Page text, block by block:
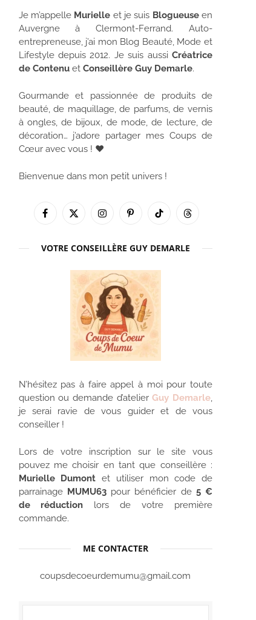
Je m’appelle Murielle et je suis Blogueuseen
Auvergne à Clermont-Ferrand. Auto-
entrepreneuse, j’ai mon Blog Beauté, Mode et
Lifestyle depuis 2012. Je suis aussi Créatrice
de Contenuet Conseillère Guy Demarle.
Gourmande et passionnée de produits de
beauté, de maquillage, de parfums, de vernis
à ongles, de bijoux, de mode, de lecture, de
décoration… j’adore partager mes Coups de
Cœur avec vous ! ♥
Bienvenue dans mon petit univers !
Facebook
X
InstagramPinterestTikTok Threads
VOTRE CONSEILLÈRE GUY DEMARLE
N’hésitez pas à faire appel à moi pour toute
question ou demande d’atelierGuy Demarle,
je serai ravie de vous guider et de vous
conseiller !
Lors de votre inscription sur le site vous
pouvez me choisir en tant que conseillère :
Murielle Dumont et utiliser mon code de
parrainage MUMU63pour bénéficier de 5 €
de réduction lors de votre première
commande.
ME CONTACTER
coupsdecoeurdemumu@gmail.com